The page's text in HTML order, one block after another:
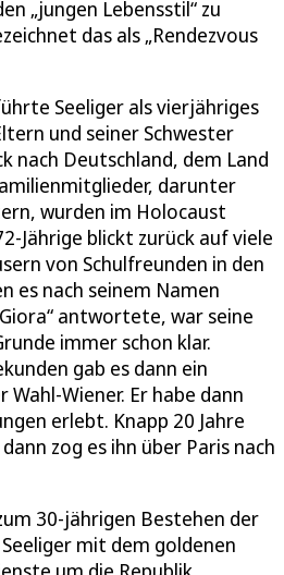
„jungen Lebensstil“ zu
das als „Rendezvous
Seeliger als vierjähriges
und seiner Schwester
nach Deutschland, dem Land
darunter
wurden im Holocaust
Jährige blickt zurück auf viele
von Schulfreunden in den
es nach seinem Namen
antwortete, war seine
immer schon klar.
gab es dann ein
Wahl-Wiener. Er habe dann
erlebt. Knapp 20 Jahre
zog es ihn über Paris nach
30-jährigen Bestehen der
mit dem goldenen